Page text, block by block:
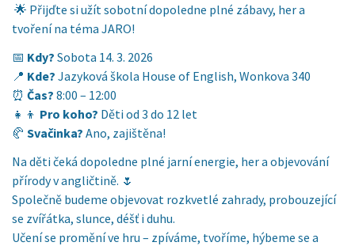
🌟 Přijďte si užít sobotní dopoledne plné zábavy, her a
tvoření na téma JARO!
📅 Kdy? Sobota 14. 3. 2026
📍 Kde? Jazyková škola House of English, Wonkova 340
⏰ Čas? 8:00 – 12:00
👧👦 Pro koho? Děti od 3 do 12 let
🥐 Svačinka? Ano, zajištěna!
Na děti čeká dopoledne plné jarní energie, her a objevování
přírody v angličtině. 🌷
Společně budeme objevovat rozkvetlé zahrady, probouzející
se zvířátka, slunce, déšť i duhu.
Učení se promění ve hru – zpíváme, tvoříme, hýbeme se a